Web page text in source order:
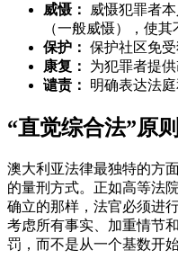
威慑：
威慑犯罪者
（一般威慑），使其
保护： 保护社区免受
康复：
为犯罪者提供
谴责：
明确表达法
“直觉综合法”原则
澳大利亚法律最独特的方
的量刑方式。正如高等法
确立的那样，法官必须进
考虑所有事实、加重情节
罚，而不是从一个基数开